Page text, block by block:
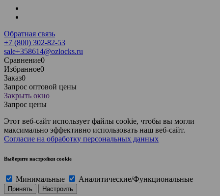
Обратная связь
+7 (800) 302-82-53
sale+358614@ozlocks.ru
Сравнение0
Избранное0
Заказ0
Запрос оптовой цены
Закрыть окно
Запрос цены
Этот веб-сайт использует файлы cookie, чтобы вы могли
максимально эффективно использовать наш веб-сайт.
Согласие на обработку персональных данных
Выберите настройки cookie
Минимальные Аналитические/Функциональные
Принять Настроить